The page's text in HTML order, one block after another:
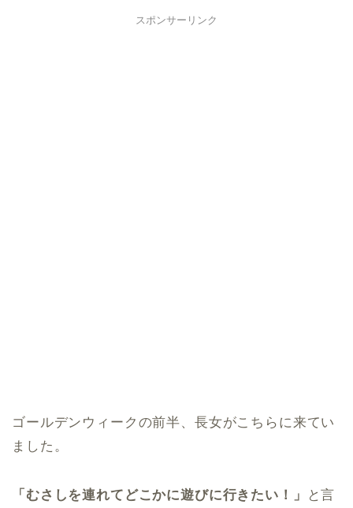
スポンサーリンク
ゴールデンウィークの前半、長女がこちらに来てい
ました。
「むさしを連れてどこかに遊びに行きたい！」
と言